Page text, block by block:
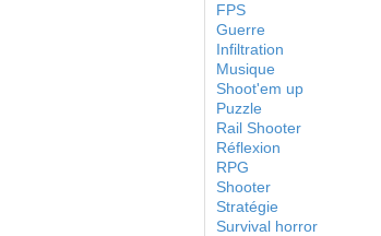
FPS
Guerre
Infiltration
Musique
Shoot'em up
Puzzle
Rail Shooter
Réflexion
RPG
Shooter
Stratégie
Survival horror